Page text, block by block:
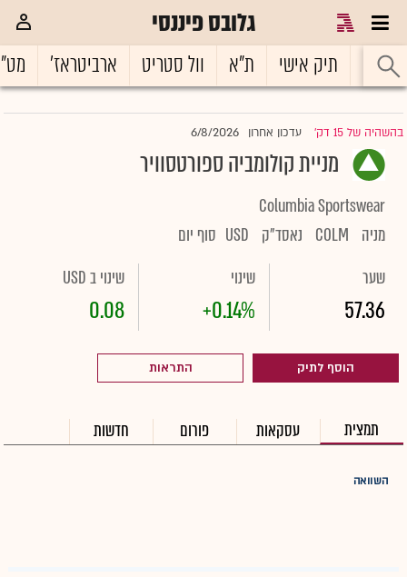
גלובס פיננסי
ראשי תיק אישי ת"א וול סטריט ארביטראז'
בהשהיה של 15 דק' |עדכון אחרון 6/8/2026
מניית קולומביה ספורטסוויר
Columbia Sportswear
מניה
COLM נאסד"ק USD סוף יום
שער
57.36
שינוי
+0.14%
שינוי ב USD
0.08
הוסף לתיק התראות
תמצית עסקאות פורום חדשות
השוואה